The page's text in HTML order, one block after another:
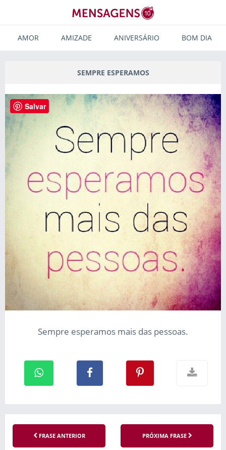
AMOR AMIZADE ANIVERSÁRIO BOM DIA
SEMPRE ESPERAMOS
Sempre esperamos mais das pessoas.
FRASE ANTERIOR PRÓXIMA FRASE
Salvar